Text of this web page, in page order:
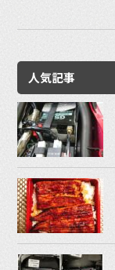
人気記事